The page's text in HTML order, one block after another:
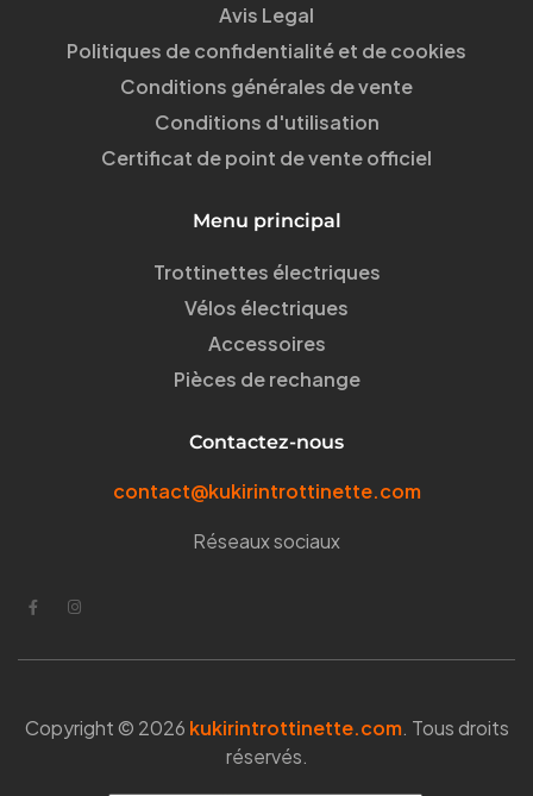
Avis Legal
Politiques de confidentialité et de cookies
Conditions générales de vente
Conditions d'utilisation
Certificat de point de vente officiel
Menu principal
Trottinettes électriques
Vélos électriques
Accessoires
Pièces de rechange
Contactez-nous
contact@kukirintrottinette.com
Réseaux sociaux
Copyright © 2026 kukirintrottinette.com. Tous droits
réservés.